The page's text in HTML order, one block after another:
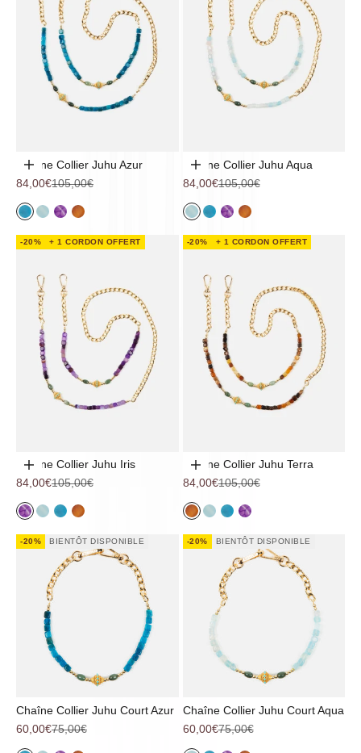
Ajouter au panier
Chaîne Collier Juhu Azur
Prix de vente
84,00€Prix normal
105,00€
AzurAquaIrisTerra
Ajouter au panier
Chaîne Collier Juhu Aqua
Prix de vente
84,00€Prix normal
105,00€
AquaAzurIrisTerra
-20% + 1 CORDON OFFERT
Ajouter au panier
Chaîne Collier Juhu Iris
Prix de vente
84,00€Prix normal
105,00€
IrisAquaAzurTerra
-20% + 1 CORDON OFFERT
Ajouter au panier
Chaîne Collier Juhu Terra
Prix de vente
84,00€Prix normal
105,00€
TerraAquaAzurIris
-20% BIENTÔT DISPONIBLE
Chaîne Collier Juhu Court Azur
Prix de vente
60,00€Prix normal
75,00€
-20% BIENTÔT DISPONIBLE
Chaîne Collier Juhu Court Aqua
Prix de vente
60,00€Prix normal
75,00€